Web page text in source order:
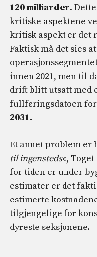
120 milliarder.
kritiske aspektene
kritisk aspekt er det
Faktisk må det sies
innen 2021, men til
drift blitt utsatt med
fullføringsdatoen
2031.
Et annet problem er
til ingensteds«,
for tiden er under
estimater er det
estimerte
tilgjengelige for
dyreste seksjonene.